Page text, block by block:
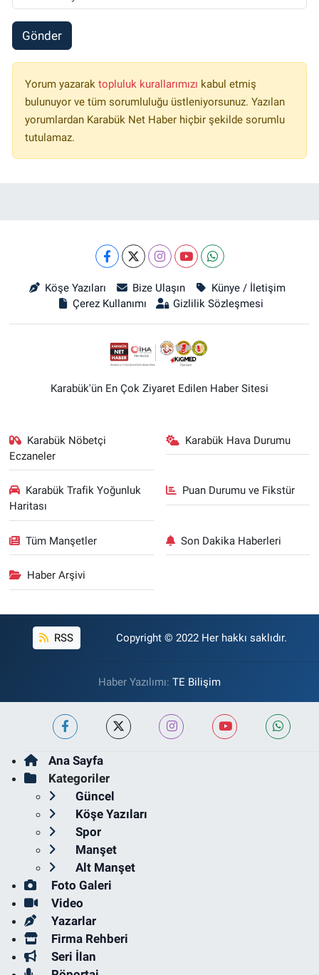
Gönder
Yorum yazarak topluluk kurallarımızı kabul etmiş
bulunuyor ve tüm sorumluluğu üstleniyorsunuz. Yazılan
yorumlardan Karabük Net Haber hiçbir şekilde sorumlu
tutulamaz.
Köşe Yazıları Bize Ulaşın
Künye / İletişim
Çerez Kullanımı
Gizlilik Sözleşmesi
Karabük'ün En Çok Ziyaret Edilen Haber Sitesi
Karabük Nöbetçi
Eczaneler
Karabük Hava Durumu
Karabük Trafik Yoğunluk
Haritası
Puan Durumu ve Fikstür
Tüm Manşetler Son Dakika Haberleri
Haber Arşivi
RSS Copyright © 2022 Her hakkı saklıdır.
Haber Yazılımı: TE Bilişim
Ana Sayfa
Kategoriler
Güncel
Köşe Yazıları
Spor
Manşet
Alt Manşet
Foto Galeri
Video
Yazarlar
Firma Rehberi
Seri İlan